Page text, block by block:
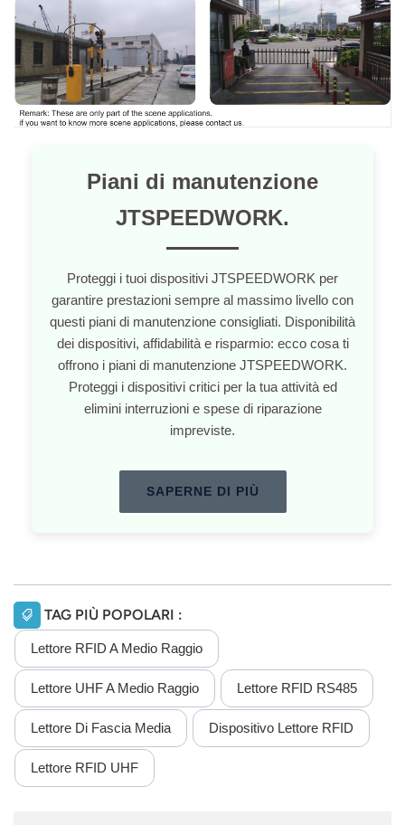
Piani di manutenzione
JTSPEEDWORK.
Proteggi i tuoi dispositivi JTSPEEDWORK per
garantire prestazioni sempre al massimo livello con
questi piani di manutenzione consigliati. Disponibilità
dei dispositivi, affidabilità e risparmio: ecco cosa ti
offrono i piani di manutenzione JTSPEEDWORK.
Proteggi i dispositivi critici per la tua attività ed
elimini interruzioni e spese di riparazione
impreviste.
SAPERNE DI PIÙ
TAG PIÙ POPOLARI :
Lettore RFID A Medio Raggio
Lettore UHF A Medio Raggio Lettore RFID RS485
Lettore Di Fascia Media Dispositivo Lettore RFID
Lettore RFID UHF